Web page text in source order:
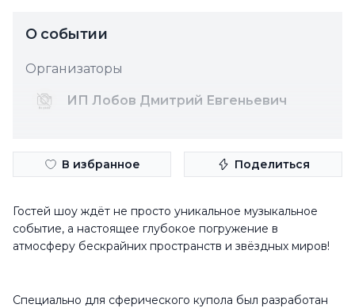
О событии
Организаторы
ИП Лобов Дмитрий Евгеньевич
В избранное Поделиться
Гостей шоу ждёт не просто уникальное музыкальное
событие, а настоящее глубокое погружение в
атмосферу бескрайних пространств и звёздных миров!
Специально для сферического купола был разработан